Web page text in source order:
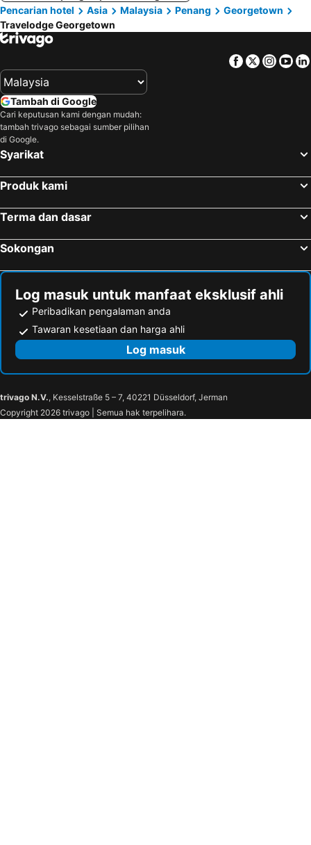
Pencarian hotel
Asia Malaysia Penang
Georgetown
Travelodge Georgetown
Facebook
Twitter
Tambah di Google
Cari keputusan kami dengan mudah:
tambah trivago sebagai sumber pilihan
di Google.
Syarikat
Produk kami
Terma dan dasar
Sokongan
Log masuk untuk manfaat eksklusif ahli
Peribadikan pengalaman anda
Tawaran kesetiaan dan harga ahli
Log masuk
trivago N.V., Kesselstraße 5 – 7, 40221 Düsseldorf, Jerman
Copyright 2026 trivago | Semua hak terpelihara.